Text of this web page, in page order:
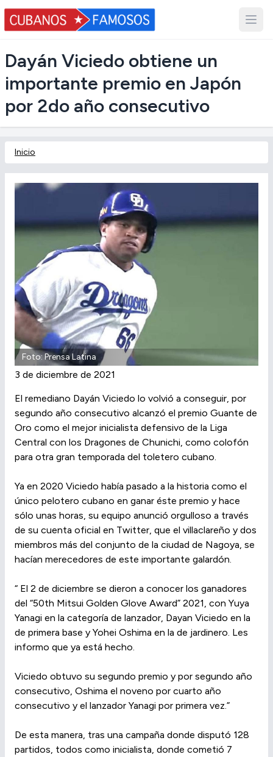
Dayán Viciedo obtiene un
importante premio en Japón
por 2do año consecutivo
Inicio
Foto: Prensa Latina
3 de diciembre de 2021
El remediano Dayán Viciedo lo volvió a conseguir, por
segundo año consecutivo alcanzó el premio Guante de
Oro como el mejor inicialista defensivo de la Liga
Central con los Dragones de Chunichi, como colofón
para otra gran temporada del toletero cubano.
Ya en 2020 Viciedo había pasado a la historia como el
único pelotero cubano en ganar éste premio y hace
sólo unas horas, su equipo anunció orgulloso a través
de su cuenta oficial en Twitter, que el villaclareño y dos
miembros más del conjunto de la ciudad de Nagoya, se
hacían merecedores de este importante galardón.
“ El 2 de diciembre se dieron a conocer los ganadores
del “50th Mitsui Golden Glove Award” 2021, con Yuya
Yanagi en la categoría de lanzador, Dayan Viciedo en la
de primera base y Yohei Oshima en la de jardinero. Les
informo que ya está hecho.
Viciedo obtuvo su segundo premio y por segundo año
consecutivo, Oshima el noveno por cuarto año
consecutivo y el lanzador Yanagi por primera vez.”
De esta manera, tras una campaña donde disputó 128
partidos, todos como inicialista, donde cometió 7